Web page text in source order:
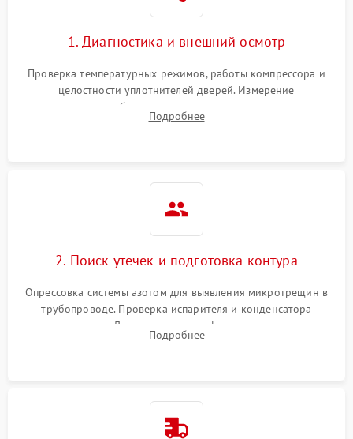
1. Диагностика и внешний осмотр
Проверка температурных режимов, работы компрессора и
целостности уплотнителей дверей. Измерение
сопротивления обмоток мотора, проверка термостата и
считывание кодов ошибок с электронного дисплея.
Подробнее
2. Поиск утечек и подготовка контура
Опрессовка системы азотом для выявления микротрещин в
трубопроводе. Проверка испарителя и конденсатора
течеискателем. Демонтаж старого фильтра-осушителя и
продувка капиллярной трубки для устранения засоров.
Подробнее